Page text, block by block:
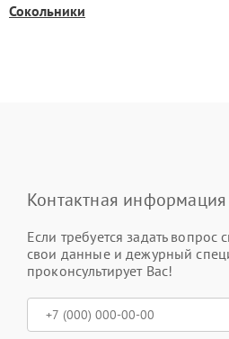
Сокольники
Контактная информация
Если требуется задать вопрос
свои данные и дежурный
проконсультирует Вас!